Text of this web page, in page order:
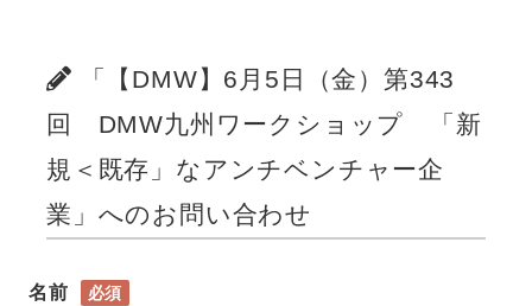
「【DMW】6月5日（金）第343
回 DMW九州ワークショップ 「新
規＜既存」なアンチベンチャー企
業」へのお問い合わせ
名前 必須